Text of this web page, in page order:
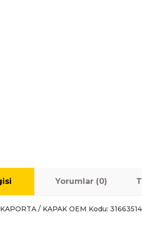
Yorumlar (0)
/ KAPAK OEM Kodu: